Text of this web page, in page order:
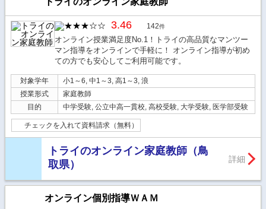
3.46 142件
オンライン授業満足度No.1！トライの高品質なマンツー
マン指導をオンラインで手軽に！ オンライン指導が初め
ての方でも安心してご利用可能です。
対象学年
小1～6, 中1～3, 高1～3, 浪
授業形式
家庭教師
目的
中学受験, 公立中高一貫校, 高校受験, 大学受験, 医学部受験
チェックを入れて資料請求（無料）
トライのオンライン家庭教師（鳥
取県）
詳細
オンライン個別指導ＷＡＭ